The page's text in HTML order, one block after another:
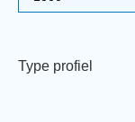
Type profiel